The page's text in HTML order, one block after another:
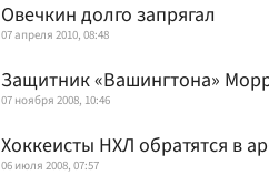
Овечкин долго запрягал
07 апреля 2010, 08:48
Защитник «Вашингтона»
07 ноября 2008, 10:46
Хоккеисты НХЛ обратятся в
06 июля 2008, 07:57